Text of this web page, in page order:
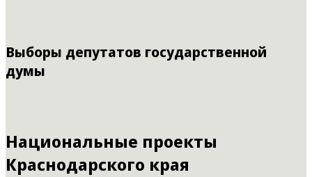
Выборы депутатов государственной
думы
Национальные проекты
Краснодарского края